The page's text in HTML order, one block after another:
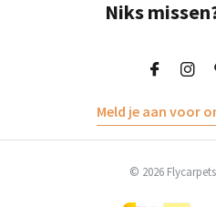
Niks
Meld je aan voor
© 2026